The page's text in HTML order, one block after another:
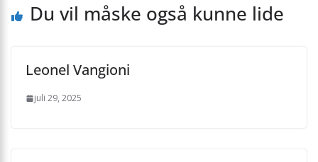
Du vil måske også kunne lide
Leonel Vangioni
juli 29, 2025